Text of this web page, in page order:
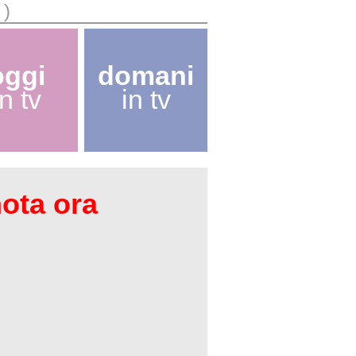
tv
domani
in tv
ora